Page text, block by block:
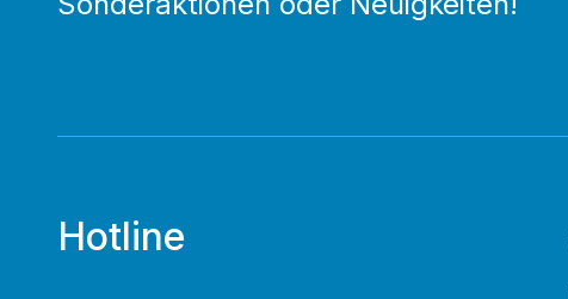
Hotline